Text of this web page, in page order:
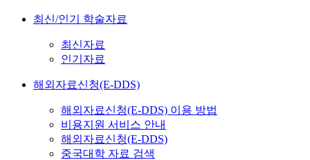
최신/인기 학술자료
최신자료
인기자료
해외자료신청(E-DDS)
해외자료신청(E-DDS) 이용 방법
비용지원 서비스 안내
해외자료신청(E-DDS)
중국대학 자료 검색